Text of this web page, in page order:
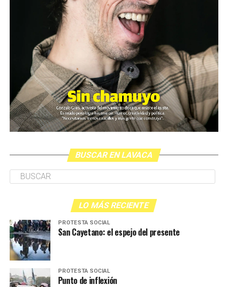
BUSCAR EN LAVACA
LO MÁS RECIENTE
PROTESTA SOCIAL
San Cayetano: el espejo del presente
PROTESTA SOCIAL
Punto de inflexión